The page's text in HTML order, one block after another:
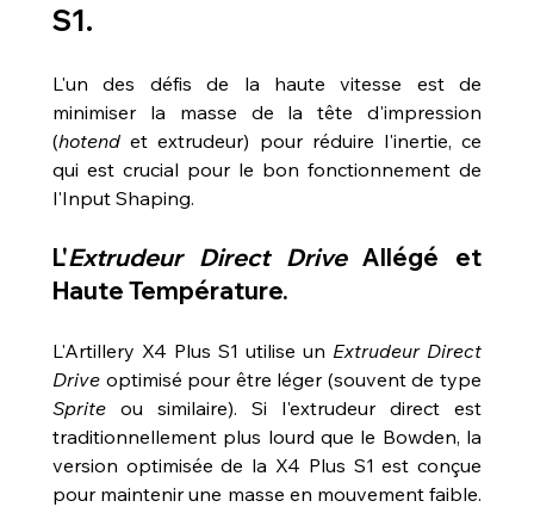
S1.
L'un des défis de la haute vitesse est de
minimiser la masse de la tête d'impression
(hotend et extrudeur) pour réduire l'inertie, ce
qui est crucial pour le bon fonctionnement de
l'Input Shaping.
L'Extrudeur Direct Drive Allégé et
Haute Température.
L'Artillery X4 Plus S1 utilise un Extrudeur Direct
Drive
Sprite ou similaire). Si l'extrudeur direct est
traditionnellement plus lourd que le Bowden, la
version optimisée de la X4 Plus S1 est conçue
pour maintenir une masse en mouvement faible.